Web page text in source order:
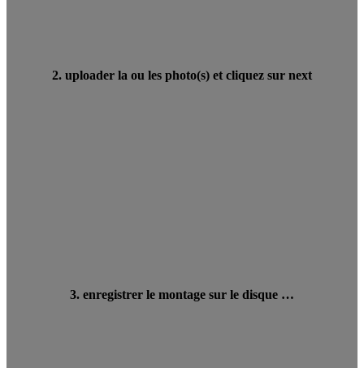
2. uploader la ou les photo(s) et cliquez sur next
3. enregistrer le montage sur le disque …